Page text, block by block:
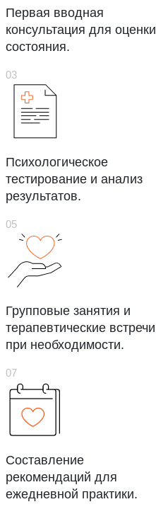
Первая вводная
консультация для оценки
состояния.
Психологическое
тестирование и анализ
результатов.
Групповые занятия и
терапевтические встречи
при необходимости.
Составление
рекомендаций для
ежедневной практики.